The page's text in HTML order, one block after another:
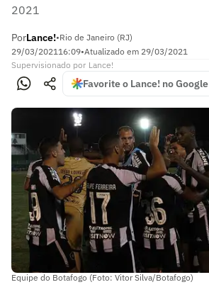
2021
PorLance!•Rio de Janeiro (RJ)
29/03/202116:09•Atualizado em 29/03/2021
Supervisionado por Lance!
Favorite o Lance! no Google
Equipe do Botafogo (Foto: Vitor Silva/Botafogo)